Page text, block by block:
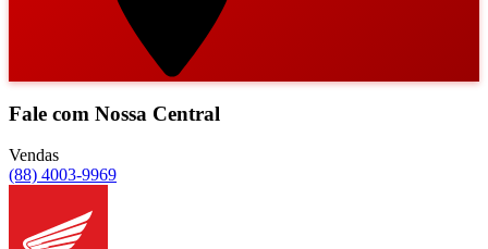
Fale com Nossa Central
Vendas
(88) 4003-9969